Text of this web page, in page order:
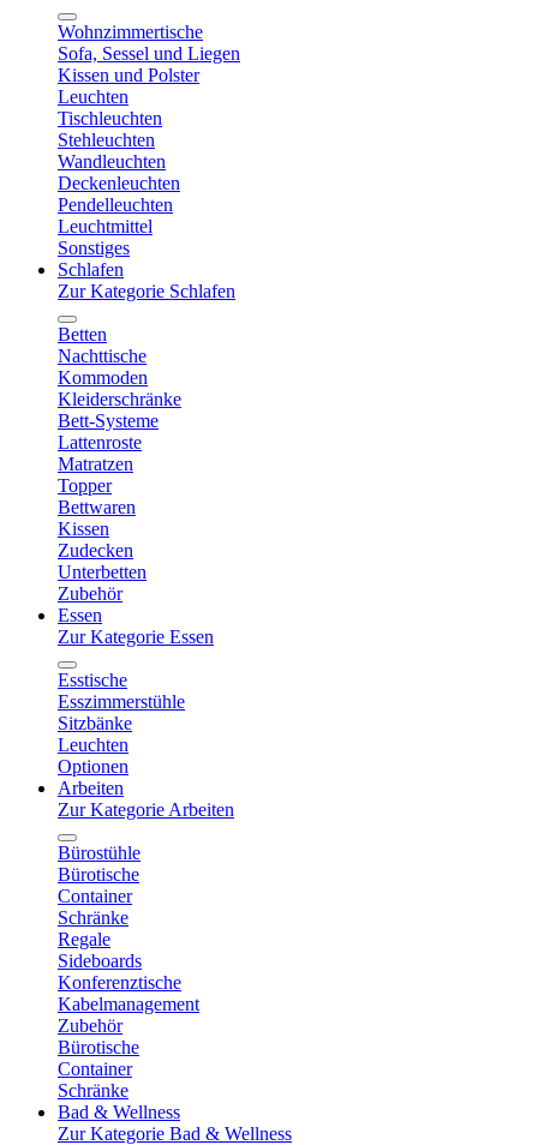
Wohnzimmertische
Sofa, Sessel und Liegen
Kissen und Polster
Leuchten
Tischleuchten
Stehleuchten
Wandleuchten
Deckenleuchten
Pendelleuchten
Leuchtmittel
Sonstiges
Schlafen
Zur Kategorie Schlafen
Betten
Nachttische
Kommoden
Kleiderschränke
Bett-Systeme
Lattenroste
Matratzen
Topper
Bettwaren
Kissen
Zudecken
Unterbetten
Zubehör
Essen
Zur Kategorie Essen
Esstische
Esszimmerstühle
Sitzbänke
Leuchten
Optionen
Arbeiten
Zur Kategorie Arbeiten
Bürostühle
Bürotische
Container
Schränke
Regale
Sideboards
Konferenztische
Kabelmanagement
Zubehör
Bürotische
Container
Schränke
Bad & Wellness
Zur Kategorie Bad & Wellness